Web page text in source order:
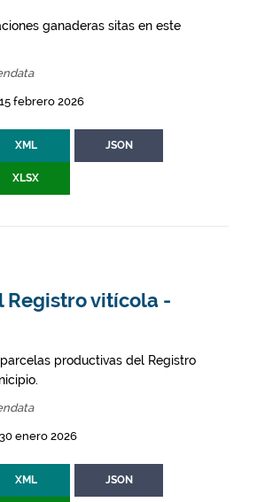
ganaderas sitas en este
febrero 2026
XML JSON
XLSX
Registro vitícola -
productivas del Registro
enero 2026
XML JSON